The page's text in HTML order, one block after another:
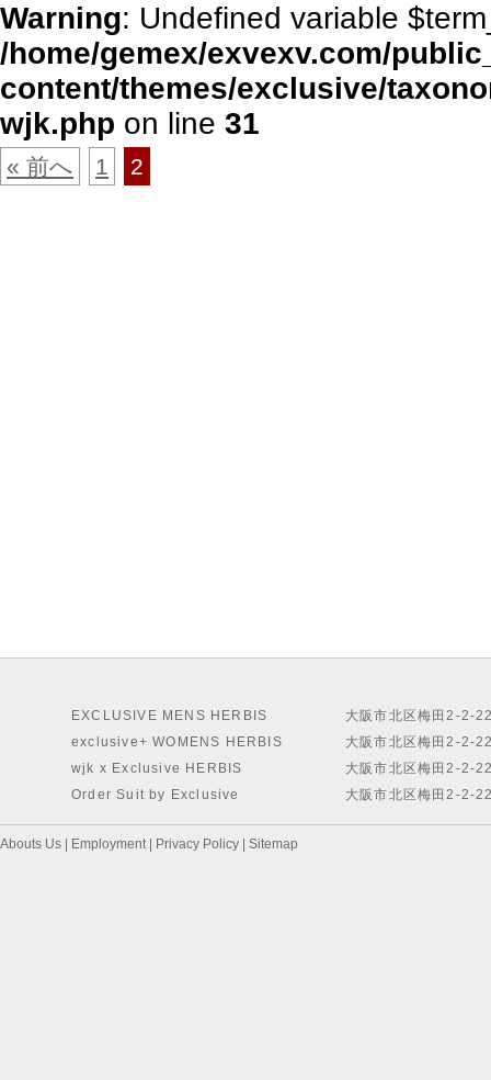
Warning: Undefined variable
/home/gemex/exvexv.com/
content/themes/exclusive/
wjk.php on line 31
« 前へ 1 2
EXCLUSIVE MENS HERBIS
exclusive+ WOMENS HERBIS
wjk x Exclusive HERBIS
Order Suit by Exclusive
大阪市北区梅田2-2-
大阪市北区梅田2-2-
大阪市北区梅田2-2-
大阪市北区梅田2-2-
Abouts Us Employment| Privacy Policy Sitemap